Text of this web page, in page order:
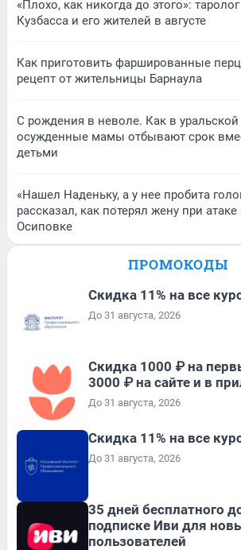
«Плохо, как никогда до этого»:
Кузбасса и его жителей в августе
Как приготовить фаршированные
рецепт от жительницы Барнаула
С рождения в неволе. Как в
осужденные мамы отбывают срок
детьми
«Нашел Наденьку, а у нее пробита
рассказал, как потерял жену при
Осиповке
ПРОМОКОДЫ
Скидка 11% на все
До 31 августа, 2026
Скидка 1000 ₽ на
3000 ₽ на сайте и в
До 31 августа, 2026
Скидка 11% на все
До 31 августа, 2026
35 дней бесплатного
подписке Иви для
пользователей